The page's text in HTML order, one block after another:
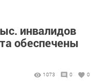
инвалидов
обеспечены
1073 0 0